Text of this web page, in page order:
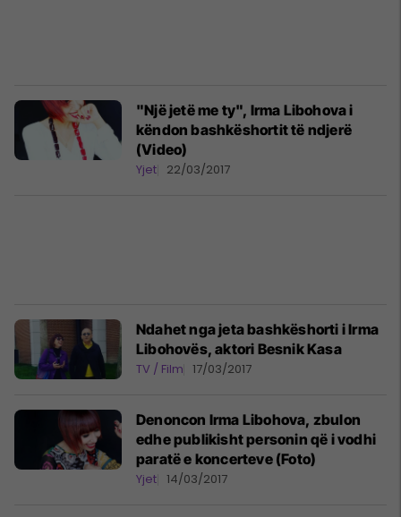
"Një jetë me ty", Irma Libohova i
këndon bashkëshortit të ndjerë
(Video)
Yjet 22/03/2017
Ndahet nga jeta bashkëshorti i Irma
Libohovës, aktori Besnik Kasa
TV / Film 17/03/2017
Denoncon Irma Libohova, zbulon
edhe publikisht personin që i vodhi
paratë e koncerteve (Foto)
Yjet 14/03/2017